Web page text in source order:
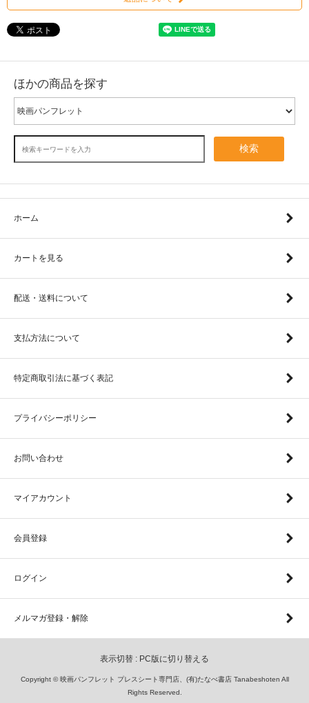
ほかの商品を探す
検索
ホーム
カートを見る
配送・送料について
支払方法について
特定商取引法に基づく表記
プライバシーポリシー
お問い合わせ
マイアカウント
会員登録
ログイン
メルマガ登録・解除
表示切替 : PC版に切り替える
Copyright © 映画パンフレット プレスシート専門店、(有)たなべ書店 Tanabeshoten All
Rights Reserved.